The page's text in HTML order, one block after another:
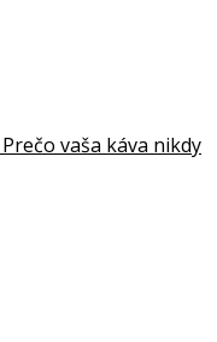
vaša káva nikdy